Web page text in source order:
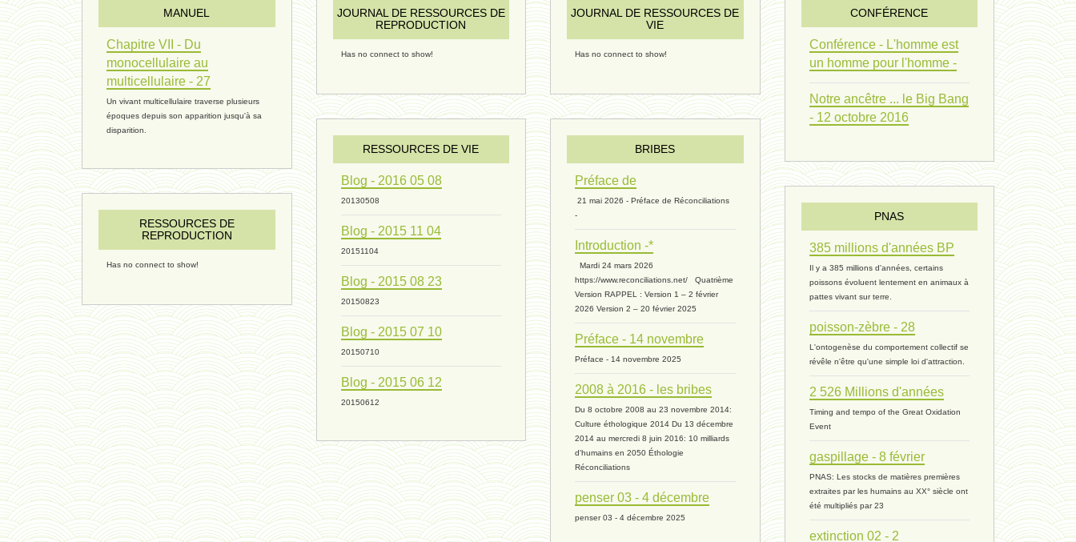
riche - 25 juillet 2024
éternité 03 - 11 juillet 2024
Introduction V1 - 6 juin 2024
extinction 07 - 18 mai 2024
biomasse - 10 mai 2024*
ressources 02 - 30 avril 2024*
humain 05 - 26 avril 2024*
univers 11 - 28 mars 2024*
univers 10 - 7 mars 2024*
evolution 07 - 22 février 2024 *
penser 01 - 9 février 2024 *
univers 09 V4 - 26 janvier 2024 *
Pourquoi ? 02 ( relue) - 19
vivant 08 - V2 - 18 janvier 2024 *
Pourquoi ? - 1 décembre 2023 *
MANUEL
Chapitre VII - Du
monocellulaire au
multicellulaire - 27
Un vivant multicellulaire traverse plusieurs
époques depuis son apparition jusqu'à sa
disparition.
RESSOURCES DE
REPRODUCTION
Has no connect to show!
JOURNAL DE RESSOURCES DE
REPRODUCTION
Has no connect to show!
RESSOURCES DE VIE
Blog - 2016 05 08
20130508
Blog - 2015 11 04
20151104
Blog - 2015 08 23
20150823
Blog - 2015 07 10
20150710
Blog - 2015 06 12
20150612
JOURNAL DE RESSOURCES DE
VIE
Has no connect to show!
BRIBES
Préface de
21 mai 2026 - Préface de Réconciliations
-
Introduction -*
Mardi 24 mars 2026
https://www.reconciliations.net/ Quatrième
Version RAPPEL : Version 1 – 2 février
2026 Version 2 – 20 février 2025
Préface - 14 novembre
Préface - 14 novembre 2025
2008 à 2016 - les bribes
Du 8 octobre 2008 au 23 novembre 2014:
Culture éthologique 2014 Du 13 décembre
2014 au mercredi 8 juin 2016: 10 milliards
d'humains en 2050 Éthologie
Réconciliations
penser 03 - 4 décembre
penser 03 - 4 décembre 2025
CONFÉRENCE
Conférence - L'homme est
un homme pour l'homme -
Notre ancêtre ... le Big Bang
- 12 octobre 2016
PNAS
385 millions d'années BP
Il y a 385 millions d'années, certains
poissons évoluent lentement en animaux à
pattes vivant sur terre.
poisson-zèbre - 28
L'ontogenèse du comportement collectif se
révêle n'être qu'une simple loi d'attraction.
2 526 Millions d'années
Timing and tempo of the Great Oxidation
Event
gaspillage - 8 février
PNAS: Les stocks de matières premières
extraites par les humains au XX° siècle ont
été multipliés par 23
extinction 02 - 2